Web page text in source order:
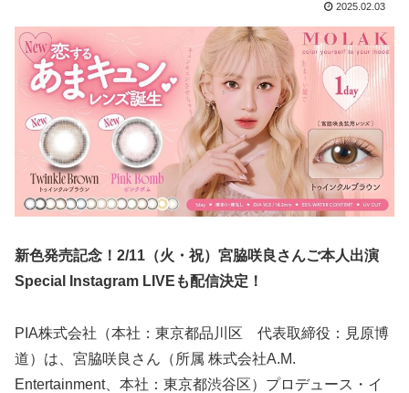
2025.02.03
新色発売記念！2/11（火・祝）宮脇咲良さんご本人出演
Special Instagram LIVEも配信決定！
PIA株式会社（本社：東京都品川区 代表取締役：見原博
道）は、宮脇咲良さん（所属 株式会社A.M.
Entertainment、本社：東京都渋谷区）プロデュース・イ